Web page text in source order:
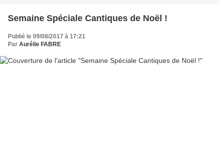
Semaine Spéciale Cantiques de Noël !
Publié le 09/08/2017 à 17:21
Par Aurélie FABRE